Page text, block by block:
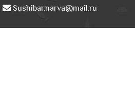
Sushibar.narva@mail.ru